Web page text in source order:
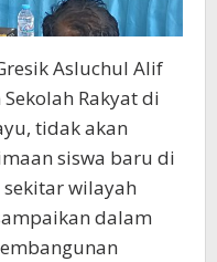
Asluchul Alif
Rakyat di
tidak akan
siswa baru di
wilayah
dalam